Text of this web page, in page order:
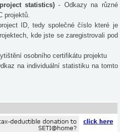
statistics) - Odkazy na různé
projektů.
ID, tedy společné číslo které je
kde jste se zaregistrovali pod
osobního certifikátu projektu
na individuální statistiku na tomto